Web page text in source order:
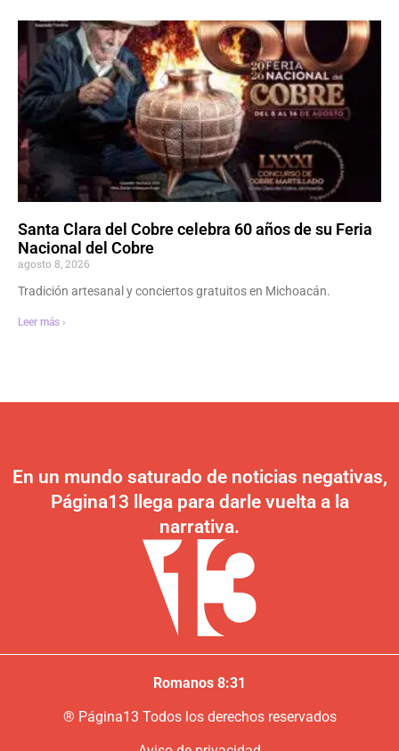
Santa Clara del Cobre celebra 60 años de su Feria
Nacional del Cobre
agosto 8, 2026
Tradición artesanal y conciertos gratuitos en Michoacán.
Leer más ›
En un mundo saturado de noticias negativas,
Página13 llega para darle vuelta a la
narrativa.
Romanos 8:31
® Página13 Todos los derechos reservados